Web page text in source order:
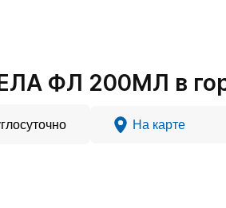
ФЛ 200МЛ в
На карте